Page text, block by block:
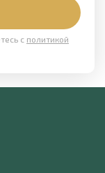
с политикой